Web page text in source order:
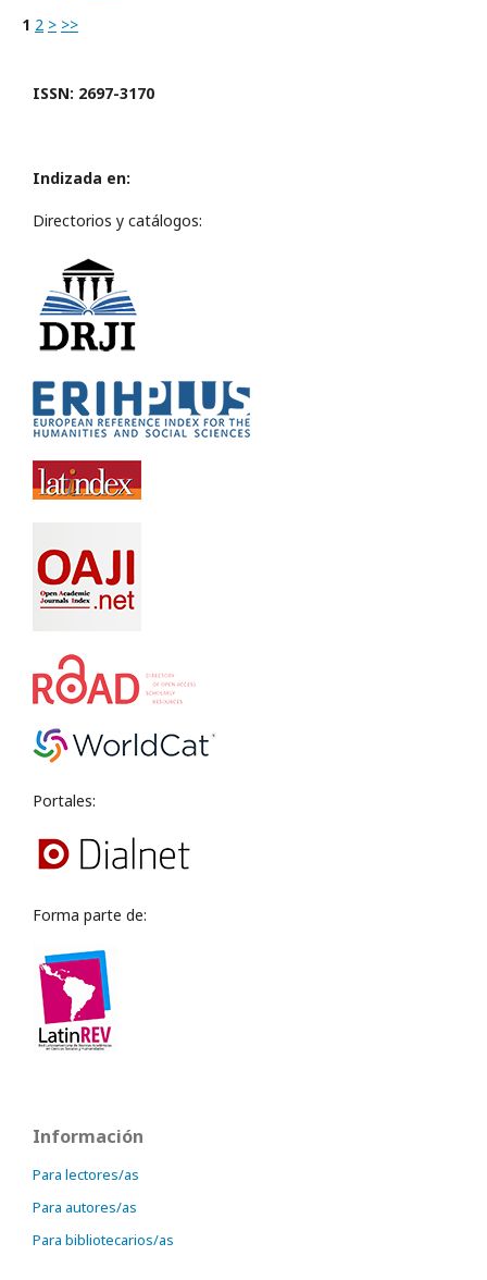
1 2 > >>
ISSN: 2697-3170
Indizada en:
Directorios y catálogos:
Portales:
Forma parte de:
Información
Para lectores/as
Para autores/as
Para bibliotecarios/as